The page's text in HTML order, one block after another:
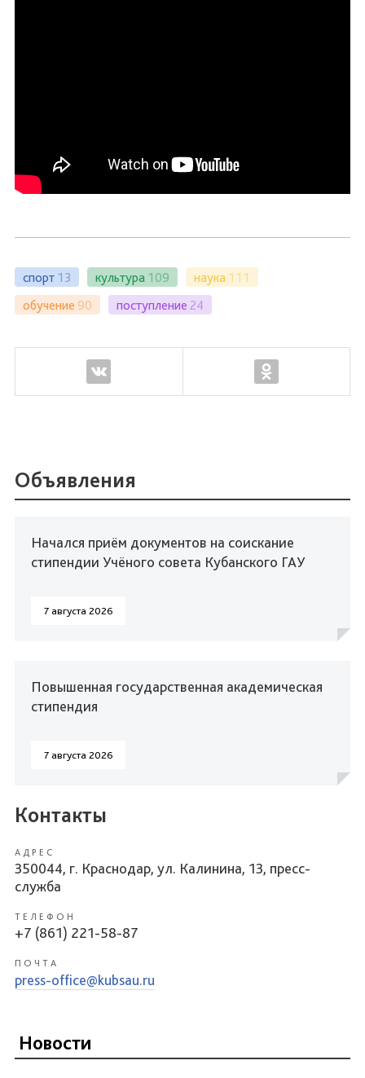
спорт 13 культура 109 наука 111
обучение 90 поступление 24
Объявления
Начался приём документов на соискание
стипендии Учёного совета Кубанского ГАУ
7 августа 2026
Повышенная государственная академическая
стипендия
7 августа 2026
Контакты
АДРЕС
350044, г. Краснодар, ул. Калинина, 13, пресс-
служба
ТЕЛЕФОН
+7 (861) 221-58-87
ПОЧТА
press-office@kubsau.ru
Новости